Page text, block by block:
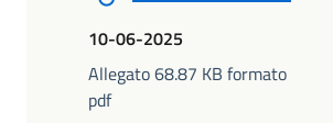
10-06-2025
Allegato 68.87 KB formato
pdf